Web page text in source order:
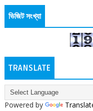
ভিজিট সংখ্যা
TRANSLATE
Powered by